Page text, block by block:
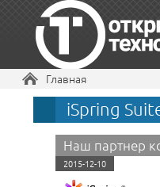
Вы здесь
Главная
iSpring
Наш партнер
2015-12-10